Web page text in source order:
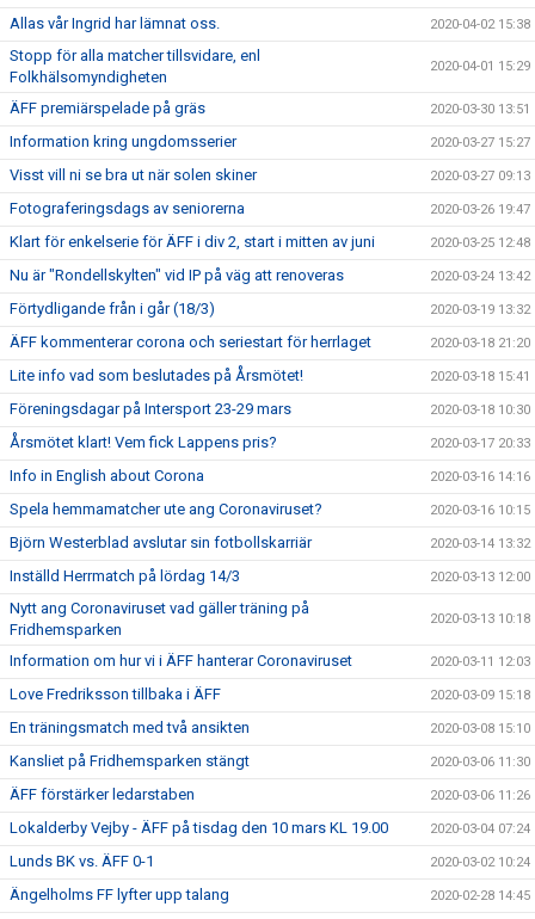
Allas vår Ingrid har lämnat oss. 2020-04-02 15:38
Stopp för alla matcher tillsvidare, enl
Folkhälsomyndigheten
2020-04-01 15:29
ÄFF premiärspelade på gräs 2020-03-30 13:51
Information kring ungdomsserier 2020-03-27 15:27
Visst vill ni se bra ut när solen skiner 2020-03-27 09:13
Fotograferingsdags av seniorerna 2020-03-26 19:47
Klart för enkelserie för ÄFF i div 2, start i mitten av juni 2020-03-25 12:48
Nu är "Rondellskylten" vid IP på väg att renoveras 2020-03-24 13:42
Förtydligande från i går (18/3) 2020-03-19 13:32
ÄFF kommenterar corona och seriestart för herrlaget 2020-03-18 21:20
Lite info vad som beslutades på Årsmötet! 2020-03-18 15:41
Föreningsdagar på Intersport 23-29 mars 2020-03-18 10:30
Årsmötet klart! Vem fick Lappens pris? 2020-03-17 20:33
Info in English about Corona 2020-03-16 14:16
Spela hemmamatcher ute ang Coronaviruset? 2020-03-16 10:15
Björn Westerblad avslutar sin fotbollskarriär 2020-03-14 13:32
Inställd Herrmatch på lördag 14/3 2020-03-13 12:00
Nytt ang Coronaviruset vad gäller träning på
Fridhemsparken
2020-03-13 10:18
Information om hur vi i ÄFF hanterar Coronaviruset 2020-03-11 12:03
Love Fredriksson tillbaka i ÄFF 2020-03-09 15:18
En träningsmatch med två ansikten 2020-03-08 15:10
Kansliet på Fridhemsparken stängt 2020-03-06 11:30
ÄFF förstärker ledarstaben 2020-03-06 11:26
Lokalderby Vejby - ÄFF på tisdag den 10 mars KL 19.00 2020-03-04 07:24
Lunds BK vs. ÄFF 0-1 2020-03-02 10:24
Ängelholms FF lyfter upp talang 2020-02-28 14:45